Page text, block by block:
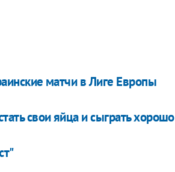
матчи в Лиге Европы
свои яйца и сыграть хорошо